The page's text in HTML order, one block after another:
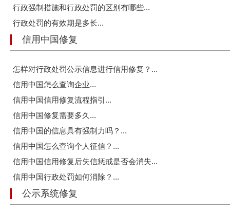
行政强制措施和行政处罚的区别有哪些...
行政处罚的有效期是多长...
信用中国修复
怎样对行政处罚公示信息进行信用修复？...
信用中国怎么查询企业...
信用中国信用修复流程指引...
信用中国修复需要多久...
信用中国的信息具有强制力吗？...
信用中国怎么查询个人征信？...
信用中国信用修复后失信惩戒是否会消失...
信用中国行政处罚如何消除？...
公示系统修复